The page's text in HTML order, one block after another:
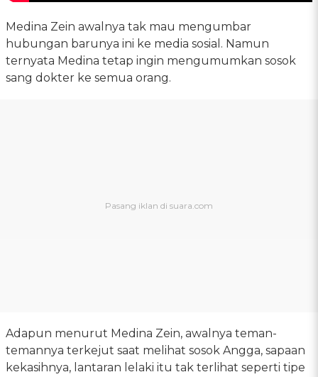
Medina Zein awalnya tak mau mengumbar
hubungan barunya ini ke media sosial. Namun
ternyata Medina tetap ingin mengumumkan sosok
sang dokter ke semua orang.
Adapun menurut Medina Zein, awalnya teman-
temannya terkejut saat melihat sosok Angga, sapaan
kekasihnya, lantaran lelaki itu tak terlihat seperti tipe